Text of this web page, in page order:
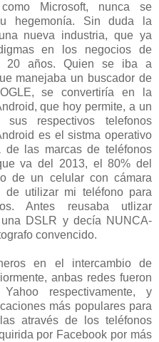
Microsoft, nunca se
hegemonía. Sin duda la
nueva industria, que ya
en los negocios de
20 años. Quien se iba a
manejaba un buscador de
se convertiría en la
que hoy permite, a un
respectivos telefonos
es el sistma operativo
de las marcas de teléfonos
va del 2013, el 80% del
de un celular con cámara
de utilizar mi teléfono para
Antes reusaba utlizar
DSLR y decía NUNCA-
convencido.
en el intercambio de
anbas redes fueron
respectivamente, y
más populares para
através de los teléfonos
por Facebook por más